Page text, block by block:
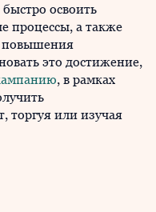
освоить
процессы, а также
повышения
это достижение,
, в рамках
торгуя или изучая